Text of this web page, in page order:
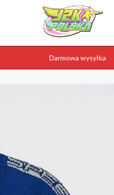
Darmowa wysyłka